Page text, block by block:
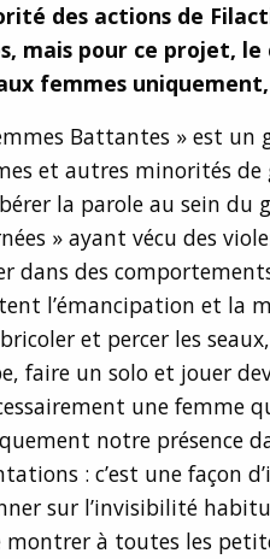
des actions de
mais pour ce projet,
femmes
Battantes » est un
et autres minorités
la parole au sein du
» ayant vécu des
dans des
l’émancipation et la
et percer les
faire un solo et jouer
une femme
notre présence
: c’est une façon
sur l’invisibilité
montrer à toutes les